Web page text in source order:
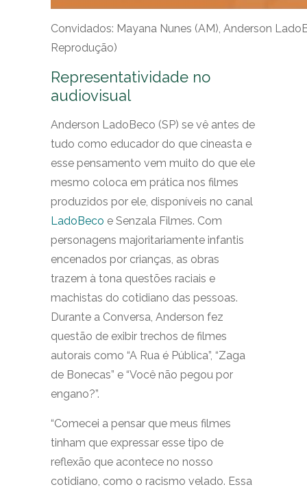
Convidados: Mayana Nunes (AM), Anderson
Reprodução)
Representatividade no
audiovisual
Anderson LadoBeco (SP) se vê antes de
tudo como educador do que cineasta e
esse pensamento vem muito do que ele
mesmo coloca em prática nos filmes
produzidos por ele, disponíveis no canal
LadoBeco e Senzala Filmes. Com
personagens majoritariamente infantis
encenados por crianças, as obras
trazem à tona questões raciais e
machistas do cotidiano das pessoas.
Durante a Conversa, Anderson fez
questão de exibir trechos de filmes
autorais como “A Rua é Pública”, “Zaga
de Bonecas” e “Você não pegou por
engano?”.
“Comecei a pensar que meus filmes
tinham que expressar esse tipo de
reflexão que acontece no nosso
cotidiano, como o racismo velado. Essa